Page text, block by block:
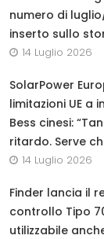
numero di
inserto sullo
14 Luglio 2026
SolarPower
limitazioni UE a
Bess cinesi:
ritardo. Serve
14 Luglio 2026
Finder lancia il
controllo Tipo
utilizzabile